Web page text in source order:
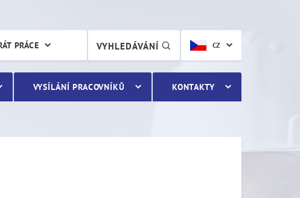
CZ
VYHLEDÁVÁNÍ
PRÁCE
VYSÍLÁNÍ PRACOVNÍKŮ KONTAKTY